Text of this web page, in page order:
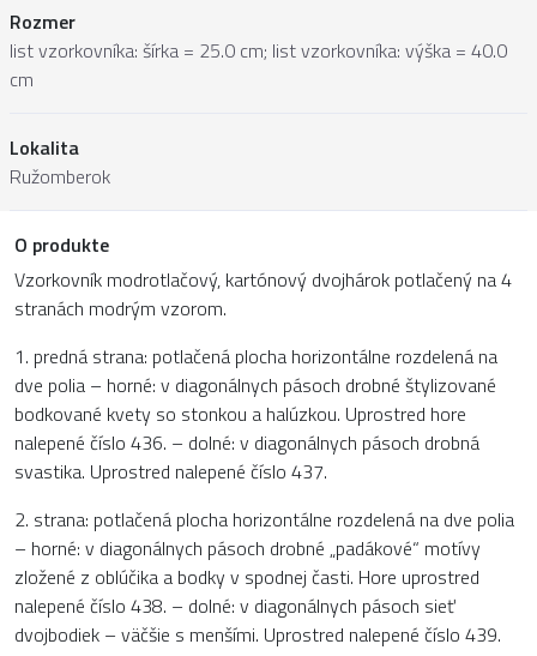
Rozmer
list vzorkovníka: šírka = 25.0 cm; list vzorkovníka: výška = 40.0
cm
Lokalita
Ružomberok
O produkte
Vzorkovník modrotlačový, kartónový dvojhárok potlačený na 4
stranách modrým vzorom.
1. predná strana: potlačená plocha horizontálne rozdelená na
dve polia – horné: v diagonálnych pásoch drobné štylizované
bodkované kvety so stonkou a halúzkou. Uprostred hore
nalepené číslo 436. – dolné: v diagonálnych pásoch drobná
svastika. Uprostred nalepené číslo 437.
2. strana: potlačená plocha horizontálne rozdelená na dve polia
– horné: v diagonálnych pásoch drobné „padákové“ motívy
zložené z oblúčika a bodky v spodnej časti. Hore uprostred
nalepené číslo 438. – dolné: v diagonálnych pásoch sieť
dvojbodiek – väčšie s menšími. Uprostred nalepené číslo 439.